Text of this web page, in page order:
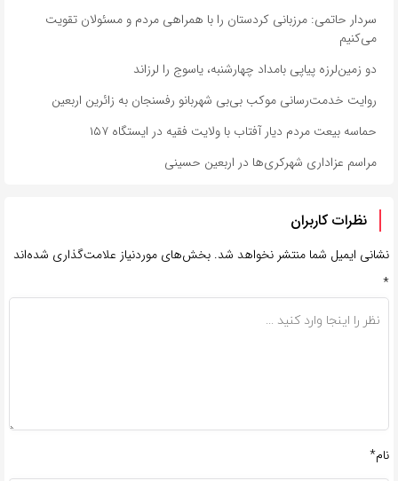
سردار حاتمی: مرزبانی کردستان را با همراهی مردم و مسئولان تقویت
می‌کنیم
دو زمین‌لرزه پیاپی بامداد چهارشنبه، یاسوج را لرزاند
روایت خدمت‌رسانی موکب بی‌بی شهربانو رفسنجان به زائرین اربعین
حماسه بیعت مردم دیار آفتاب با ولایت فقیه در ایستگاه ۱۵۷
مراسم عزاداری شهرکری‌ها در اربعین حسینی
نظرات کاربران
نشانی ایمیل شما منتشر نخواهد شد. بخش‌های موردنیاز علامت‌گذاری شده‌اند
*
نام*